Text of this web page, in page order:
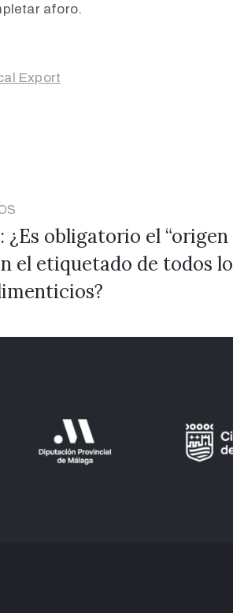
aforo.
Export
¿Es obligatorio el “origen
el etiquetado de todos